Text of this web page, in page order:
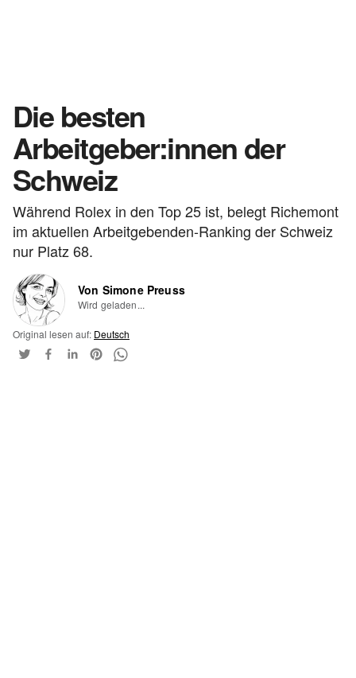
Die besten
Arbeitgeber:innen der
Schweiz
Während Rolex in den Top 25 ist, belegt Richemont
im aktuellen Arbeitgebenden-Ranking der Schweiz
nur Platz 68.
Von Simone Preuss
Wird geladen...
Original lesen auf: Deutsch